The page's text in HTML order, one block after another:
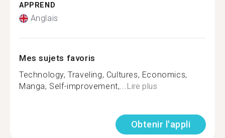
APPREND
Anglais
Mes sujets favoris
Technology, Traveling, Cultures, Economics,
Manga, Self-improvement,...Lire plus
Obtenir l'appli